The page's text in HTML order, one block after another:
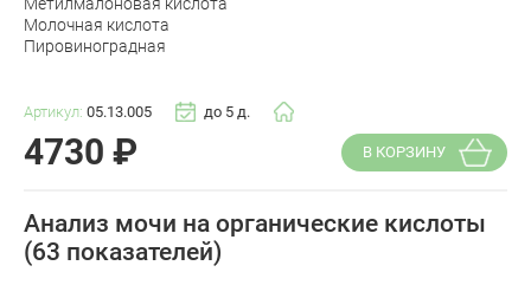
Молочная кислота
Пировиноградная
Артикул: 05.13.005 до 5 д.
4730 ₽ В КОРЗИНУ
Анализ мочи на органические кислоты
(63 показателей)